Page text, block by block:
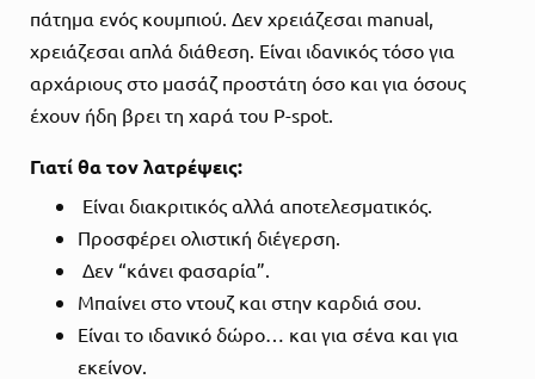
πάτημα ενός κουμπιού. Δεν χρειάζεσαι manual,
χρειάζεσαι απλά διάθεση. Είναι ιδανικός τόσο για
αρχάριους στο μασάζ προστάτη όσο και για όσους
έχουν ήδη βρει τη χαρά του P-spot.
Γιατί θα τον λατρέψεις:
Είναι διακριτικός αλλά αποτελεσματικός.
Προσφέρει ολιστική διέγερση.
Δεν “κάνει φασαρία”.
Μπαίνει στο ντουζ και στην καρδιά σου.
Είναι το ιδανικό δώρο… και για σένα και για
εκείνον.